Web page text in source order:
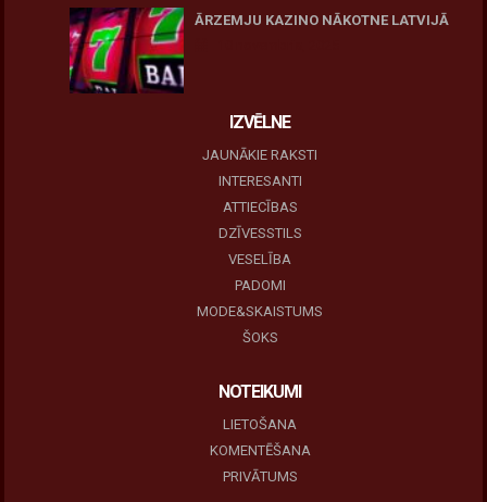
ĀRZEMJU KAZINO NĀKOTNE LATVIJĀ
IZVĒLNE
JAUNĀKIE RAKSTI
INTERESANTI
ATTIECĪBAS
DZĪVESSTILS
VESELĪBA
PADOMI
MODE&SKAISTUMS
ŠOKS
NOTEIKUMI
LIETOŠANA
KOMENTĒŠANA
PRIVĀTUMS